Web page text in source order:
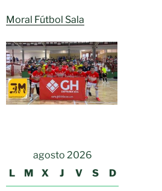
Moral Fútbol Sala
agosto 2026
L
M X J V S D